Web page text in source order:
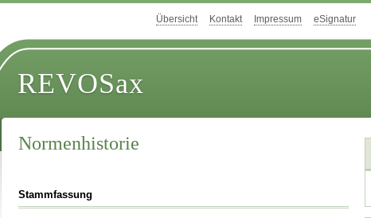
Übersicht Kontakt Impressum eSignatur
REVOSax
Normenhistorie
Stammfassung